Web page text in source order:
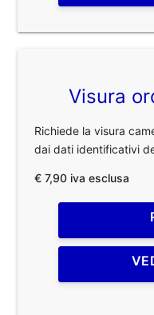
Visura
Richiede la visura
dai dati identificativi
€ 7,90 iva esclusa